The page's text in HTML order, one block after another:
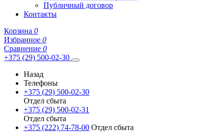
Публичный договор
Контакты
Корзина 0
Избранное 0
Сравнение 0
+375 (29) 500-02-30
Назад
Телефоны
+375 (29) 500-02-30
Отдел сбыта
+375 (29) 500-02-31
Отдел сбыта
+375 (222) 74-78-00 Отдел сбыта